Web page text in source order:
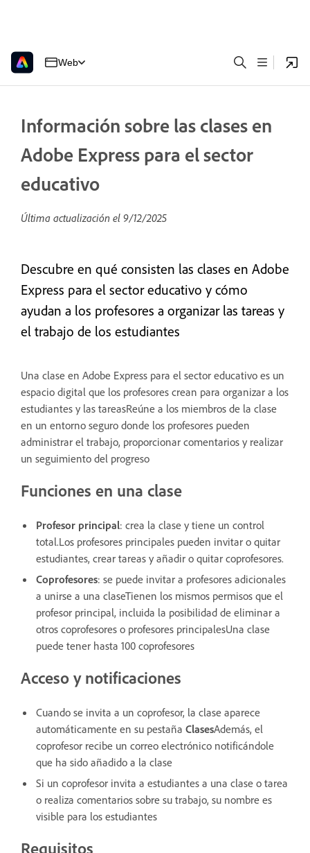
Web
Información sobre las clases en
Adobe Express para el sector
educativo
Última actualización el 9/12/2025
Descubre en qué consisten las clases en Adobe
Express para el sector educativo y cómo
ayudan a los profesores a organizar las tareas y
el trabajo de los estudiantes
Una clase en Adobe Express para el sector educativo es un
espacio digital que los profesores crean para organizar a los
estudiantes y las tareasReúne a los miembros de la clase
en un entorno seguro donde los profesores pueden
administrar el trabajo, proporcionar comentarios y realizar
un seguimiento del progreso
Funciones en una clase
Profesor principal: crea la clase y tiene un control
total.Los profesores principales pueden invitar o quitar
estudiantes, crear tareas y añadir o quitar coprofesores.
Coprofesores: se puede invitar a profesores adicionales
a unirse a una claseTienen los mismos permisos que el
profesor principal, incluida la posibilidad de eliminar a
otros coprofesores o profesores principalesUna clase
puede tener hasta 100 coprofesores
Acceso y notificaciones
Cuando se invita a un coprofesor, la clase aparece
automáticamente en su pestaña ClasesAdemás, el
coprofesor recibe un correo electrónico notificándole
que ha sido añadido a la clase
Si un coprofesor invita a estudiantes a una clase o tarea
o realiza comentarios sobre su trabajo, su nombre es
visible para los estudiantes
Requisitos